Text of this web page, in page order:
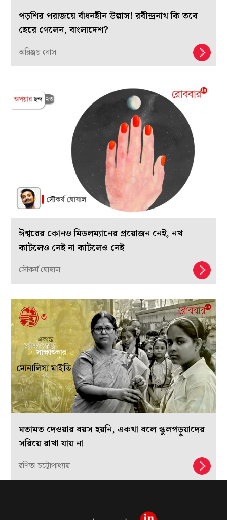
পড়শির পরাজয়ে বাঁধনহীন উল্লাস! রবীন্দ্রনাথ কি তবে
হেরে গেলেন, বাংলাদেশ?
অরিঞ্জয় বোস
ঈশ্বরের কোনও মিডলম্যানের প্রয়োজন নেই, নখ
কাটলেও নেই না কাটলেও নেই
সৌকর্য ঘোষাল
মতামত দেওয়ার বয়স হয়নি, একথা বলে স্কুলপড়ুয়াদের
সরিয়ে রাখা যায় না
রণিতা চট্টোপাধ্যায়